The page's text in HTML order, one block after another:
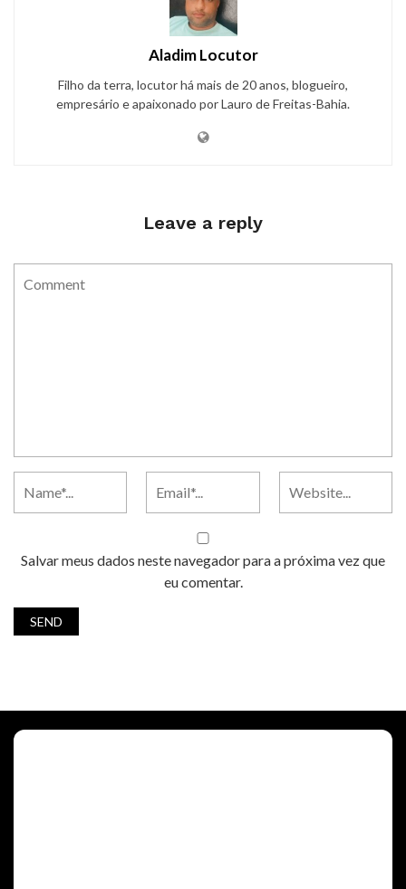
Aladim Locutor
Filho da terra, locutor há mais de 20 anos, blogueiro,
empresário e apaixonado por Lauro de Freitas-Bahia.
Leave a reply
Salvar meus dados neste navegador para a próxima vez que
eu comentar.